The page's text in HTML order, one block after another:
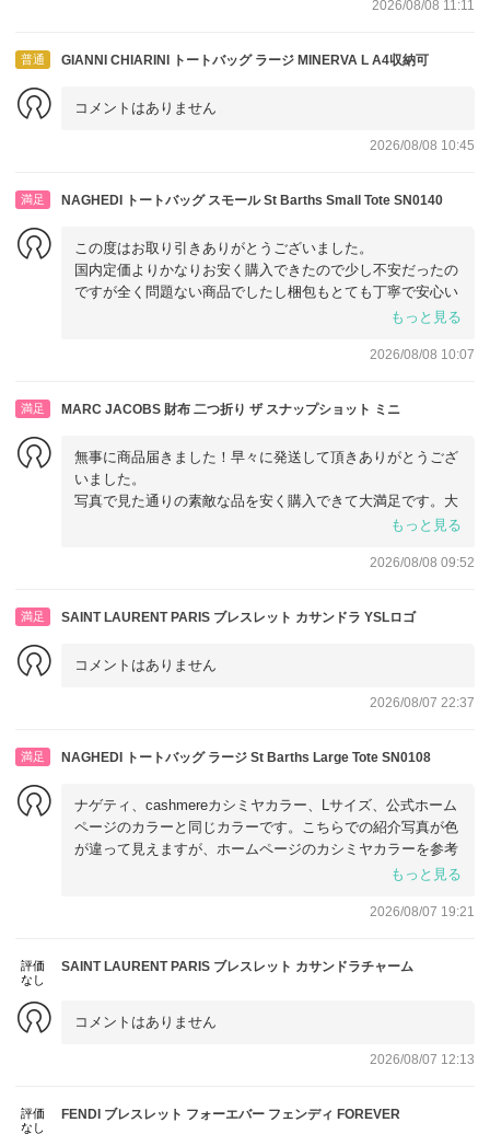
2026/08/08 11:11
普通 GIANNI CHIARINI トートバッグ ラージ MINERVA L A4収納可
コメントはありません
2026/08/08 10:45
満足 NAGHEDI トートバッグ スモール St Barths Small Tote SN0140
この度はお取り引きありがとうございました。
国内定価よりかなりお安く購入できたので少し不安だったの
ですが全く問題ない商品でしたし梱包もとても丁寧で安心い
もっと見る
2026/08/08 10:07
満足 MARC JACOBS 財布 二つ折り ザ スナップショット ミニ
無事に商品届きました！早々に発送して頂きありがとうござ
いました。
写真で見た通りの素敵な品を安く購入できて大満足です。大
もっと見る
2026/08/08 09:52
満足 SAINT LAURENT PARIS ブレスレット カサンドラ YSLロゴ
コメントはありません
2026/08/07 22:37
満足 NAGHEDI トートバッグ ラージ St Barths Large Tote SN0108
ナゲティ、cashmereカシミヤカラー、Lサイズ、公式ホーム
ページのカラーと同じカラーです。こちらでの紹介写真が色
が違って見えますが、ホームページのカシミヤカラーを参考
低評価の口コミを見て不安も少しありましたが、梱包もしっ
きました。
もっと見る
2026/08/07 19:21
評価
なし
SAINT LAURENT PARIS ブレスレット カサンドラチャーム
コメントはありません
2026/08/07 12:13
評価
なし
FENDI ブレスレット フォーエバー フェンディ FOREVER